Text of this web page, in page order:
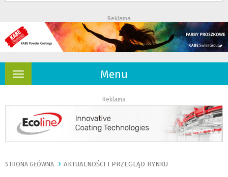
Reklama
Menu
Rozwiń
Reklama
STRONA GŁÓWNA AKTUALNOŚCI I PRZEGLĄD RYNKU